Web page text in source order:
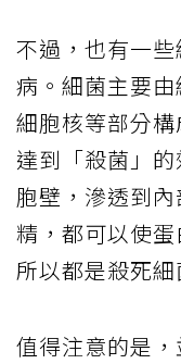
不過，也有一
病。細菌主要
細胞核等部分
達到「殺菌」
胞壁，滲透到內
精，都可以使
所以都是殺死細
值得注意的是